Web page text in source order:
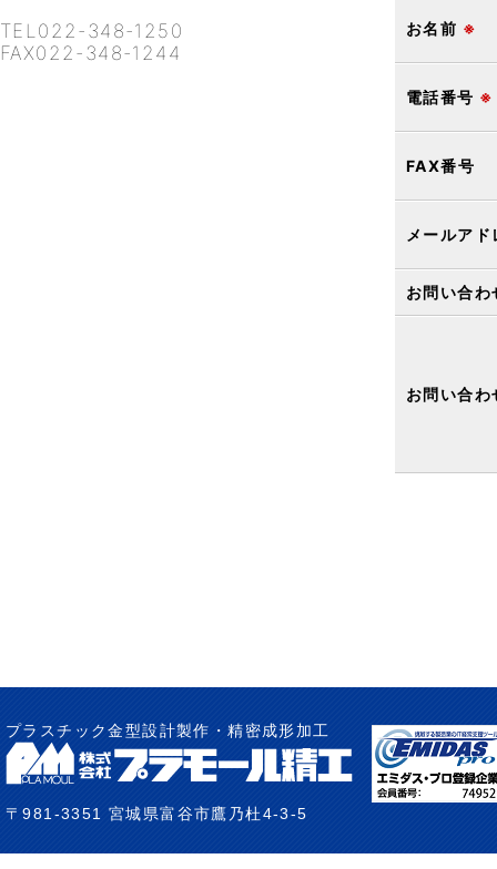
TEL022-348-1250
FAX022-348-1244
お名前 ※
電話番号 ※
FAX番号
メールアド
お問い合わ
お問い合わ
プラスチック金型設計製作・精密成形加工
〒981-3351 宮城県富谷市鷹乃杜4-3-5